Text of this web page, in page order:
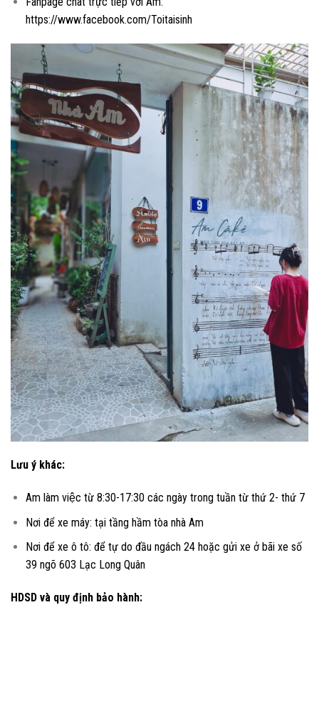
https://www.facebook.com/Toitaisinh
Lưu ý khác:
Am làm việc từ 8:30-17:30 các ngày trong tuần từ thứ 2- thứ 7
Nơi để xe máy: tại tầng hầm tòa nhà Am
Nơi để xe ô tô: để tự do đầu ngách 24 hoặc gửi xe ở bãi xe số
39 ngõ 603 Lạc Long Quân
HDSD và quy định bảo hành: